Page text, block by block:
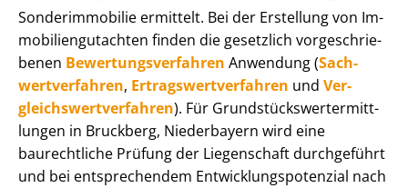
Sonderimmobilie ermittelt. Bei der Erstellung von Im­
mo­bi­li­en­gut­ach­ten finden die gesetzlich vor­ge­schrie­
be­nen Be­wer­tungs­ver­fah­ren Anwendung (Sach­
wert­ver­fah­ren, Er­trags­wert­ver­fah­ren und Ver­
gleichs­wert­ver­fah­ren). Für Grund­stücks­wert­ermitt­
lun­gen in Bruckberg, Niederbayern wird eine
baurechtliche Prüfung der Liegenschaft durchgeführt
und bei entsprechendem Ent­wick­lungs­po­ten­zi­al nach